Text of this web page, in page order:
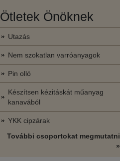
Ötletek Önöknek
Utazás
Nem szokatlan varróanyagok
Pin olló
Készítsen kézitáskát műanyag
kanavából
YKK cipzárak
További csoportokat megmutatni
»